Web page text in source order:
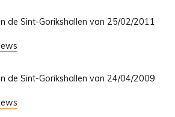
de Sint-Gorikshallen van 25/02/2011
de Sint-Gorikshallen van 24/04/2009